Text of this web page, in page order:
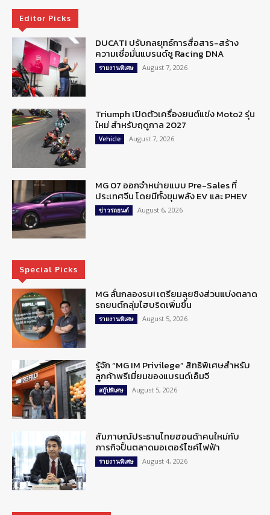
Editor Picks
DUCATI ปรับกลยุทธ์การสื่อสาร-สร้าง
ความเชื่อมั่นแบรนด์ชู Racing DNA
รายงานพิเศษ August 7, 2026
Triumph เปิดตัวเครื่องยนต์แข่ง Moto2 รุ่น
ใหม่ สำหรับฤดูกาล 2027
Vehicle August 7, 2026
MG 07 ออกจำหน่ายแบบ Pre-Sales ที่
ประเทศจีน โดยมีทั้งขุมพลัง EV และ PHEV
ข่าวรถยนต์ August 6, 2026
Special Picks
MG ลั่นกลองรบ! เตรียมลุยชิงส่วนแบ่งตลาด
รถยนต์กลุ่มไฮบริดเพิ่มขึ้น
รายงานพิเศษ August 5, 2026
รู้จัก “MG IM Privilege” สิทธิพิเศษสำหรับ
ลูกค้าพรีเมี่ยมของแบรนด์เอ็มจี
สกู๊ปพิเศษ August 5, 2026
สัมภาษณ์ประธานไทยฮอนด้าคนใหม่กับ
ภารกิจปั้นตลาดมอเตอร์ไซค์ไฟฟ้า
รายงานพิเศษ August 4, 2026